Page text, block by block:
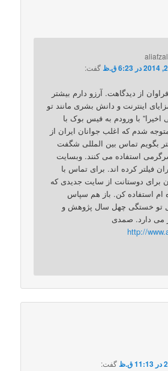
گفت:
از دیدگاهت. آرزو دارم بیشتر
اینترنت و دانش بشری مانند تو
اخیرا” با ورودم به فیس بوک با
شدم که اغلب جوانان ایران از
بگویم تماس بین المللی شگفت
استفاده می کنند. وبسایت
فیلتر کرده اند. برای تماس با
برای دوستانت از سایت جدیدی که
ام استفاده کن. باز هم سپاس
تو خستگی چهل سال پژوهش و
می دارد. صمدی
http://
گفت: